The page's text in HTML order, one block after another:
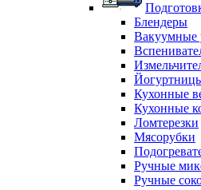
Блендеры
Вакуумные
Кухонные
Кухонные
Ломтерезки
Мясорубки
Ручные
Ручные